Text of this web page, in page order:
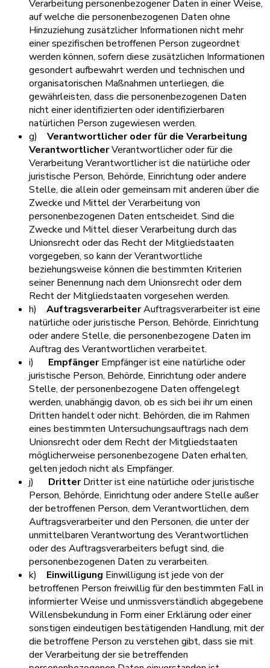
Verarbeitung personenbezogener Daten in einer Weise,
auf welche die personenbezogenen Daten ohne
Hinzuziehung zusätzlicher Informationen nicht mehr
einer spezifischen betroffenen Person zugeordnet
werden können, sofern diese zusätzlichen Informationen
gesondert aufbewahrt werden und technischen und
organisatorischen Maßnahmen unterliegen, die
gewährleisten, dass die personenbezogenen Daten
nicht einer identifizierten oder identifizierbaren
natürlichen Person zugewiesen werden.
g) Verantwortlicher oder für die Verarbeitung
VerantwortlicherVerantwortlicher oder für die
Verarbeitung Verantwortlicher ist die natürliche oder
juristische Person, Behörde, Einrichtung oder andere
Stelle, die allein oder gemeinsam mit anderen über die
Zwecke und Mittel der Verarbeitung von
personenbezogenen Daten entscheidet. Sind die
Zwecke und Mittel dieser Verarbeitung durch das
Unionsrecht oder das Recht der Mitgliedstaaten
vorgegeben, so kann der Verantwortliche
beziehungsweise können die bestimmten Kriterien
seiner Benennung nach dem Unionsrecht oder dem
Recht der Mitgliedstaaten vorgesehen werden.
h)
AuftragsverarbeiterAuftragsverarbeiter ist eine
natürliche oder juristische Person, Behörde, Einrichtung
oder andere Stelle, die personenbezogene Daten im
Auftrag des Verantwortlichen verarbeitet.
i)
EmpfängerEmpfänger ist eine natürliche oder
juristische Person, Behörde, Einrichtung oder andere
Stelle, der personenbezogene Daten offengelegt
werden, unabhängig davon, ob es sich bei ihr um einen
Dritten handelt oder nicht. Behörden, die im Rahmen
eines bestimmten Untersuchungsauftrags nach dem
Unionsrecht oder dem Recht der Mitgliedstaaten
möglicherweise personenbezogene Daten erhalten,
gelten jedoch nicht als Empfänger.
j) DritterDritter ist eine natürliche oder juristische
Person, Behörde, Einrichtung oder andere Stelle außer
der betroffenen Person, dem Verantwortlichen, dem
Auftragsverarbeiter und den Personen, die unter der
unmittelbaren Verantwortung des Verantwortlichen
oder des Auftragsverarbeiters befugt sind, die
personenbezogenen Daten zu verarbeiten.
k) Einwilligung Einwilligung ist jede von der
betroffenen Person freiwillig für den bestimmten Fall in
informierter Weise und unmissverständlich abgegebene
Willensbekundung in Form einer Erklärung oder einer
sonstigen eindeutigen bestätigenden Handlung, mit der
die betroffene Person zu verstehen gibt, dass sie mit
der Verarbeitung der sie betreffenden